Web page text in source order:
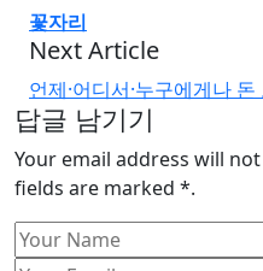
꽃자리
Next Article
언제·어디서·누구에게나
답글 남기기
Your email address will
fields are marked *.